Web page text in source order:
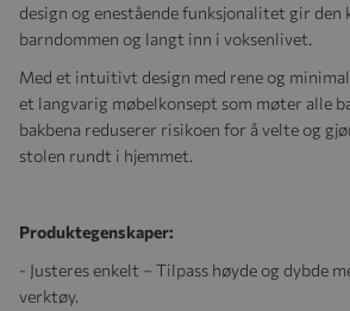
design og enestående funksjonalitet gir
barndommen og langt inn i voksenlivet.
Med et intuitivt design med rene og
et langvarig møbelkonsept som møter alle
bakbena reduserer risikoen for å velte og
stolen rundt i hjemmet.
Produktegenskaper:
- Justeres enkelt – Tilpass høyde og dybde
verktøy.